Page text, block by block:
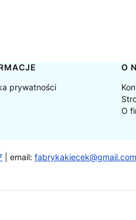
prywatności
O
O
| email: fabrykakiecek@gmail.com